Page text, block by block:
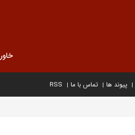
پیوند ها تماس با ما RSS